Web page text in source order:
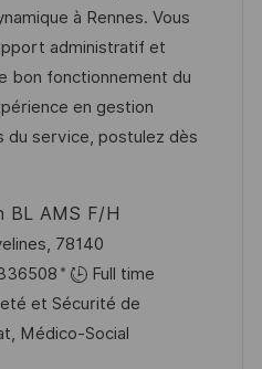
a
f
f
i
c
g
e
à Rennes. Vous
administratif et
bon fonctionnement du
en gestion
du service, postulez dès
BL AMS F/H
78140
Full time
et Sécurité de
Médico-Social